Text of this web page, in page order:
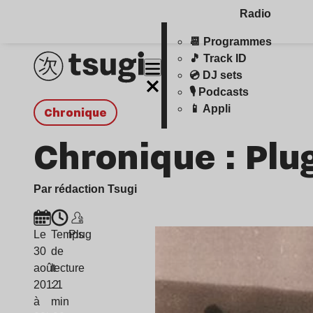
Radio
📆 Programmes
🎵 Track ID
💿 DJ sets
🎙️ Podcasts
📱 Appli
chronique
Chronique :
Par rédaction Tsugi
Le
30
août
2012
à
Temps
de
lecture
: 1
min
Plug